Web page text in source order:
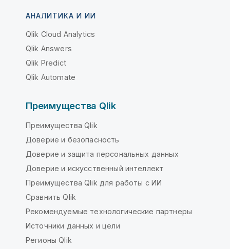
АНАЛИТИКА И ИИ
Qlik Cloud Analytics
Qlik Answers
Qlik Predict
Qlik Automate
Преимущества Qlik
Преимущества Qlik
Доверие и безопасность
Доверие и защита персональных данных
Доверие и искусственный интеллект
Преимущества Qlik для работы с ИИ
Сравнить Qlik
Рекомендуемые технологические партнеры
Источники данных и цели
Регионы Qlik